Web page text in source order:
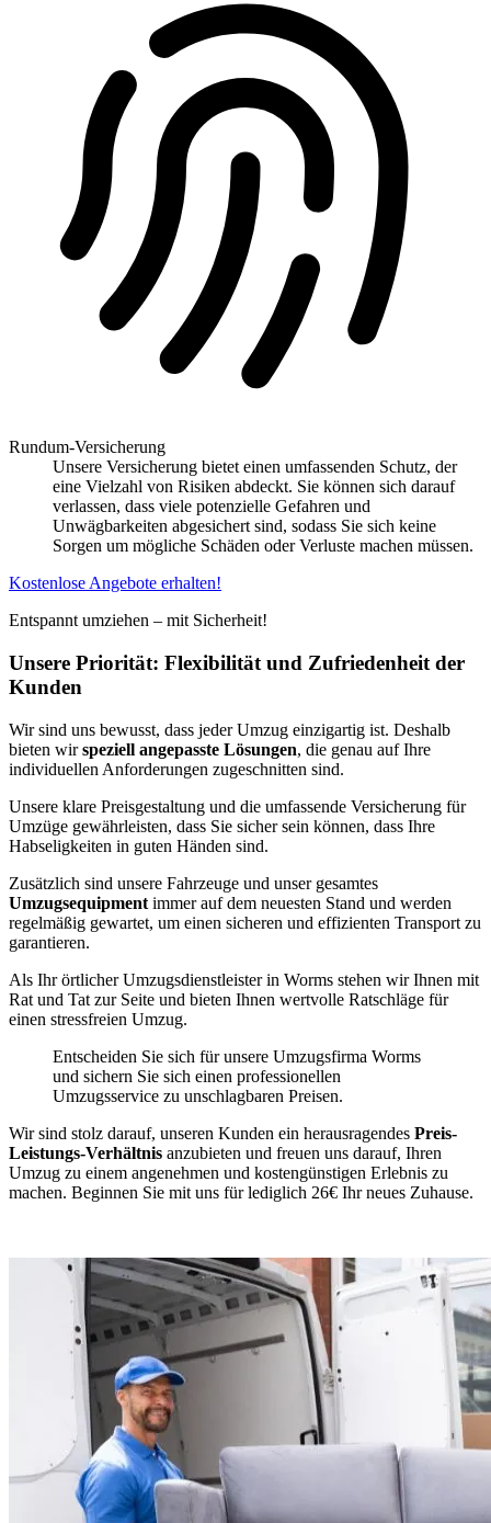
Rundum-Versicherung
Unsere Versicherung bietet einen umfassenden Schutz, der
eine Vielzahl von Risiken abdeckt. Sie können sich darauf
verlassen, dass viele potenzielle Gefahren und
Unwägbarkeiten abgesichert sind, sodass Sie sich keine
Sorgen um mögliche Schäden oder Verluste machen müssen.
Kostenlose Angebote erhalten!
Entspannt umziehen – mit Sicherheit!
Unsere Priorität: Flexibilität und Zufriedenheit der
Kunden
Wir sind uns bewusst, dass jeder Umzug einzigartig ist. Deshalb
bieten wirspeziell angepasste Lösungen, die genau auf Ihre
individuellen Anforderungen zugeschnitten sind.
Unsere klare Preisgestaltung und die umfassende Versicherung für
Umzüge gewährleisten, dass Sie sicher sein können, dass Ihre
Habseligkeiten in guten Händen sind.
Zusätzlich sind unsere Fahrzeuge und unser gesamtes
Umzugsequipment immer auf dem neuesten Stand und werden
regelmäßig gewartet, um einen sicheren und effizienten Transport zu
garantieren.
Als Ihr örtlicher Umzugsdienstleister in Worms stehen wir Ihnen mit
Rat und Tat zur Seite und bieten Ihnen wertvolle Ratschläge für
einen stressfreien Umzug.
Entscheiden Sie sich für unsere Umzugsfirma Worms
und sichern Sie sich einen professionellen
Umzugsservice zu unschlagbaren Preisen.
Wir sind stolz darauf, unseren Kunden ein herausragendes Preis-
Leistungs-Verhältnis anzubieten und freuen uns darauf, Ihren
Umzug zu einem angenehmen und kostengünstigen Erlebnis zu
machen. Beginnen Sie mit uns für lediglich 26€ Ihr neues Zuhause.